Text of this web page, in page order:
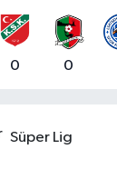
0 0
Süper Lig